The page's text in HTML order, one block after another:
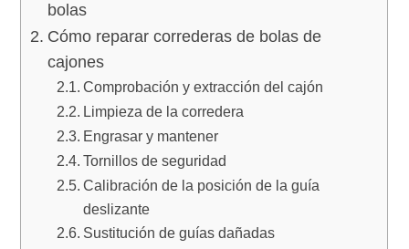
bolas
Cómo reparar correderas de bolas de
cajones
Comprobación y extracción del cajón
Limpieza de la corredera
Engrasar y mantener
Tornillos de seguridad
Calibración de la posición de la guía
deslizante
Sustitución de guías dañadas